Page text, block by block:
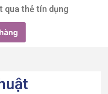
qua thẻ tín dụng